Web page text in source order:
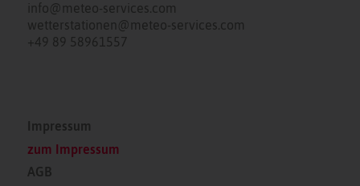
info@meteo-services.com
wetterstationen@meteo-services.com
+49 89 58961557
Impressum
zum Impressum
AGB